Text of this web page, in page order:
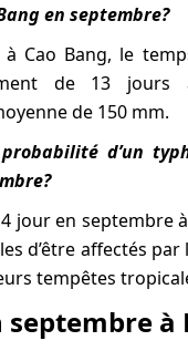
en septembre?
à Cao Bang, le
de 13 jours
de 150 mm.
d’un
jour en septembre
d’être affectés par
tempêtes
septembre à